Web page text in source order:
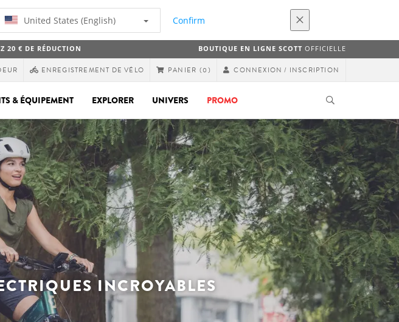
United States (English) Confirm
20 € DE RÉDUCTION BOUTIQUE EN LIGNE SCOTTOFFICIELLE
ENREGISTREMENT DE VÉLO PANIER (0) CONNEXION / INSCRIPTION
& ÉQUIPEMENT EXPLORER UNIVERS PROMO
INCROYABLES